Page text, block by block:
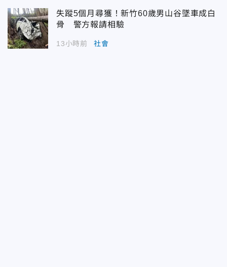
失蹤5個月尋獲！新竹60歲男山谷墜車成白
骨 警方報請相驗
13小時前 社會